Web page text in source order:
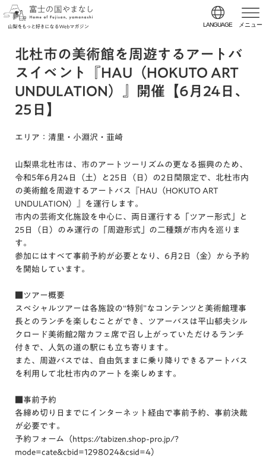
LANGUAGE メニュー
北杜市の美術館を周遊するアートバ
スイベント『HAU（HOKUTO ART
UNDULATION）』開催【6月24日、
25日】
エリア ：清里・小淵沢・韮崎
山梨県北杜市は、市のアートツーリズムの更なる振興のため、
令和5年6月24日（土）と25日（日）の2日間限定で、北杜市内
の美術館を周遊するアートバス『HAU（HOKUTO ART
UNDULATION）』を運行します。
市内の芸術文化施設を中心に、両日運行する「ツアー形式」と
25日（日）のみ運行の「周遊形式」の二種類が市内を巡りま
す。
参加にはすべて事前予約が必要となり、6月2日（金）から予約
を開始しています。
■ツアー概要
スペシャルツアーは各施設の“特別”なコンテンツと美術館理事
長とのランチを楽しむことができ、ツアーバスは平山郁夫シル
クロード美術館2階カフェ席で召し上がっていただけるランチ
付きで、人気の道の駅にも立ち寄ります。
また、周遊バスでは、自由気ままに乗り降りできるアートバス
を利用して北杜市内のアートを楽しめます。
■事前予約
各締め切り日までにインターネット経由で事前予約、事前決裁
が必要です。
予約フォーム（https://tabizen.shop-pro.jp/?
mode=cate&cbid=1298024&csid=4）